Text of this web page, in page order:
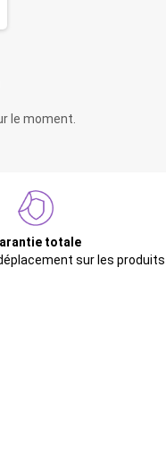
le moment.
totale
sur les